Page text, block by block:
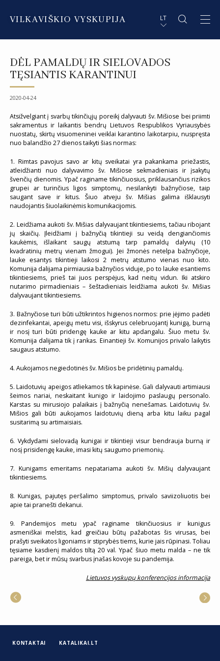
VILKAVIŠKIO VYSKUPIJA LT
DVASININKAI
DEKANATAI IR PARAPIJOS
PAŠVĘSTAS GYVENIMAS
EN SUMMARY
IT SOMMARIO
DĖL PAMALDŲ IR SIELOVADOS
TĘSIANTIS KARANTINUI
2020-04-24
Atsižvelgiant į svarbų tikinčiųjų poreikį dalyvauti šv. Mišiose bei priimti
sakramentus ir laikantis bendrų Lietuvos Respublikos Vyriausybės
nuostatų, skirtų visuomeninei veiklai karantino laikotarpiu, nuspręsta
nuo balandžio 27 dienos taikyti šias normas:
1. Rimtas pavojus savo ar kitų sveikatai yra pakankama priežastis,
atleidžianti nuo dalyvavimo šv. Mišiose sekmadieniais ir įsakytų
švenčių dienomis. Ypač raginame tikinčiuosius, priklausančius rizikos
grupei ar turinčius ligos simptomų, nesilankyti bažnyčiose, taip
saugant save ir kitus. Šiuo atveju šv. Mišias galima išklausyti
naudojantis šiuolaikinėmis komunikacijomis.
2. Leidžiama aukoti šv. Mišias dalyvaujant tikintiesiems, tačiau ribojant
jų skaičių. Įleidžiami į bažnyčią tikintieji su veidą dengiančiomis
kaukėmis, išlaikant saugų atstumą tarp pamaldų dalyvių (10
kvadratinių metrų vienam žmogui). Jei žmonės netelpa bažnyčioje,
lauke esantys tikintieji laikosi 2 metrų atstumo vienas nuo kito.
Komunija dalijama pirmiausia bažnyčios viduje, po to lauke esantiems
tikintiesiems, prieš tai juos perspėjus, kad neitų vidun. Iki atskiro
nutarimo pirmadieniais – šeštadieniais leidžiama aukoti šv. Mišias
dalyvaujant tikintiesiems.
3. Bažnyčiose turi būti užtikrintos higienos normos: prie įėjimo padėti
dezinfekantai, apeigų metu visi, išskyrus celebruojantį kunigą, burną
ir nosį turi būti pridengę kauke ar kitu apdangalu. Šiuo metu šv.
Komunija dalijama tik į rankas. Einantieji šv. Komunijos privalo laikytis
saugaus atstumo.
4. Aukojamos negiedotinės šv. Mišios be pridėtinių pamaldų.
5. Laidotuvių apeigos atliekamos tik kapinėse. Gali dalyvauti artimiausi
šeimos nariai, neskaitant kunigo ir laidojimo paslaugų personalo.
Karstas su mirusiojo palaikais į bažnyčią nenešamas. Laidotuvių šv.
Mišios gali būti aukojamos laidotuvių dieną arba kitu laiku pagal
susitarimą su artimaisiais.
6. Vykdydami sielovadą kunigai ir tikintieji visur bendrauja burną ir
nosį prisidengę kauke, imasi kitų saugumo priemonių.
7. Kunigams emeritams nepatariama aukoti šv. Mišių dalyvaujant
tikintiesiems.
8. Kunigas, pajutęs peršalimo simptomus, privalo saviizoliuotis bei
apie tai pranešti dekanui.
9. Pandemijos metu ypač raginame tikinčiuosius ir kunigus
asmeniškai melstis, kad greičiau būtų pažabotas šis virusas, bei
prašyti sveikatos ligoniams ir stiprybės tiems, kurie jais rūpinasi. Toliau
tęsiame kasdienį maldos tiltą 20 val. Ypač šiuo metu malda – ne tik
pareiga, bet ir mūsų svarbus įnašas kovoje su pandemija.
Lietuvos vyskupų konferencijos informacija
KONTAKTAI KATALIKAI.LT